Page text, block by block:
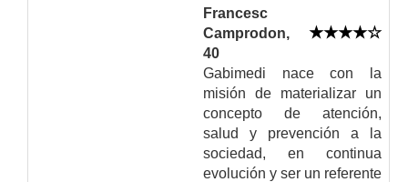
Francesc
Camprodon,
40
Gabimedi nace con la
misión de materializar un
concepto de atención,
salud y prevención a la
sociedad, en continua
evolución y ser un referente